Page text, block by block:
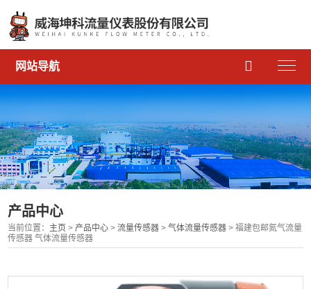
网站导航 
产品中心
当前位置： 主页 > 产品中心 >流量传感器 >气体流量传感器 > 福建包邮氮气流量
传感器 气体流量传感器